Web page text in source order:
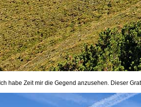
Ich habe Zeit mir die Gegend anzusehen. Dieser